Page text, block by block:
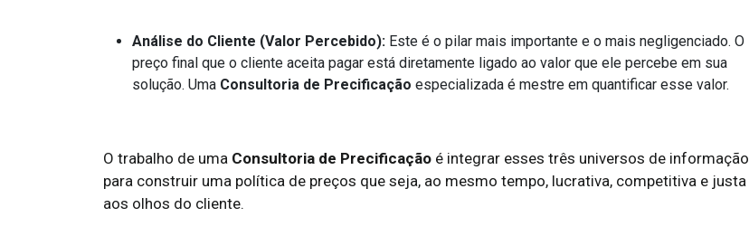
Análise do Cliente (Valor Percebido): Este é o pilar mais importante e o mais negligenciado. O
preço final que o cliente aceita pagar está diretamente ligado ao valor que ele percebe em sua
solução. Uma Consultoria de Precificação especializada é mestre em quantificar esse valor.
O trabalho de uma Consultoria de Precificação é integrar esses três universos de informação
para construir uma política de preços que seja, ao mesmo tempo, lucrativa, competitiva e justa
aos olhos do cliente.